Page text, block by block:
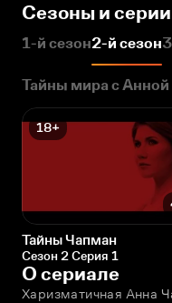
Сезоны и серии
1-й сезон2-й сезон
Тайны мира с
18+
Тайны Чапман
Сезон 2 Серия 1
О сериале
Харизматичная Анна